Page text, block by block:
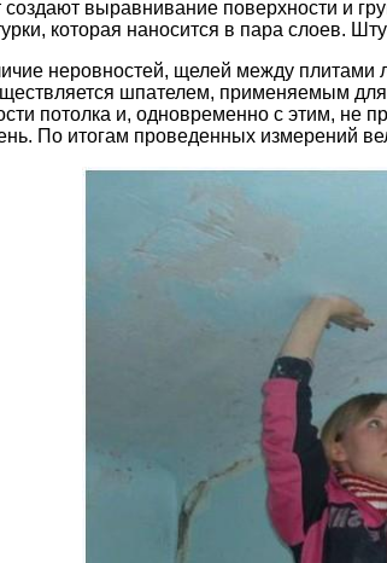
выравнивание поверхности и
которая наносится в пара слоев.
неровностей, щелей между
шпателем, применяемым
потолка и, одновременно с этим, не
По итогам проведенных измерений